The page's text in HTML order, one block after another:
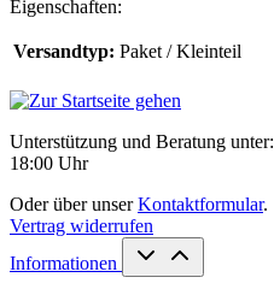
Eigenschaften:
Versandtyp: Paket / Kleinteil
Unterstützung und Beratung unter:
18:00 Uhr
Oder über unserKontaktformular.
Vertrag widerrufen
Informationen